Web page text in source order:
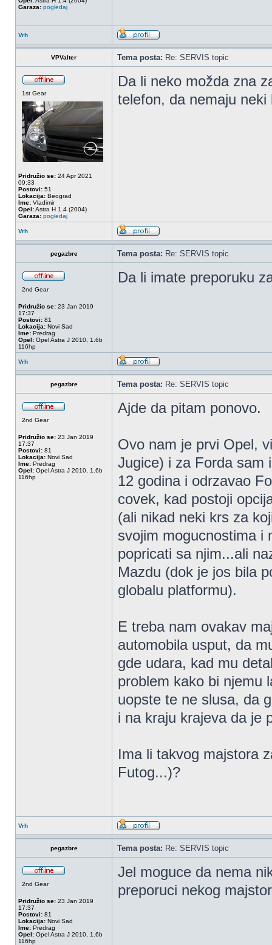
Garaza: pogledaj
Vrh
VPValter Tema posta: Re: SERVIS topic
1st Gear
Pridružio se: 24 Apr 2021
09:33
Postovi: 51
Lokacija: Beograd
Ime: Vladimir
Opel:Astra H 1.4 (2004)
Garaza: pogledaj
Da li neko možda zna
telefon, da nemaju
Vrh
pegazbre Tema posta: Re: SERVIS topic
2nd Gear
Pridružio se: 23 Jan 2019
17:37
Postovi: 81
Lokacija: Novi Sad
Ime: Predrag
Opel: Opel Astra J 2010, 1.6b
116hp
Da li imate preporuku
Vrh
pegazbre Tema posta: Re: SERVIS topic
2nd Gear
Pridružio se: 23 Jan 2019
17:37
Postovi: 81
Lokacija: Novi Sad
Ime: Predrag
Opel: Opel Astra J 2010, 1.6b
116hp
Ajde da pitam ponovo.
Ovo nam je prvi Opel,
Jugice) i za Forda sam
12 godina i odrzavao
covek, kad postoji
(ali nikad neki krs za
svojim mogucnostima i
popricati sa njim...ali
Mazdu (dok je jos bila
globalu platformu).
E treba nam ovakav
automobila usput, da
gde udara, kad mu
problem kako bi njemu
uopste te ne slusa, da
i na kraju krajeva da je
Ima li takvog majstora
Futog...)?
Vrh
pegazbre Tema posta: Re: SERVIS topic
2nd Gear
Pridružio se: 23 Jan 2019
17:37
Postovi: 81
Lokacija: Novi Sad
Ime: Predrag
Opel: Opel Astra J 2010, 1.6b
116hp
Jel moguce da nema
preporuci nekog